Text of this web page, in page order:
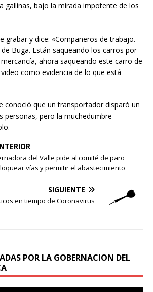
gallinas, bajo la mirada impotente de los
grabar y dice: «Compañeros de trabajo.
Buga. Están saqueando los carros por
ahora saqueando este carro de
como evidencia de lo que está
conoció que un transportador disparó un
personas, pero la muchedumbre
del Valle pide al comité de paro
vías y permitir el abastecimiento
SIGUIENTE
en tiempo de Coronavirus
POR LA GOBERNACION DEL